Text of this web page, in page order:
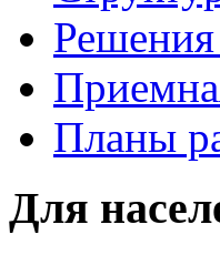
Решения
Планы
Для